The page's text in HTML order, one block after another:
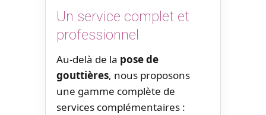
Un service complet et
professionnel
Au-delà de la pose de
gouttières, nous proposons
une gamme complète de
services complémentaires :